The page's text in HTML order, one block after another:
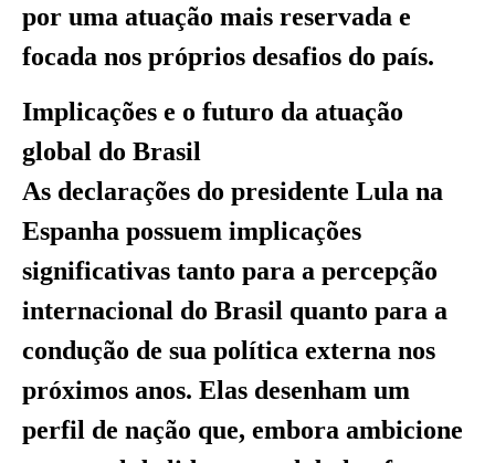
por uma atuação mais reservada e
focada nos próprios desafios do país.
Implicações e o futuro da atuação
global do Brasil
As declarações do presidente Lula na
Espanha possuem implicações
significativas tanto para a percepção
internacional do Brasil quanto para a
condução de sua política externa nos
próximos anos. Elas desenham um
perfil de nação que, embora ambicione